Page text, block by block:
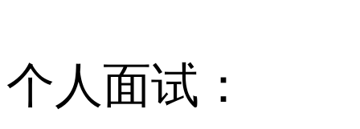
个人面试：